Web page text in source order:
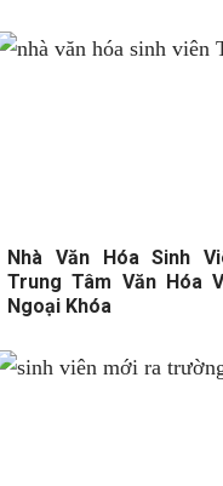
Nhà Văn Hóa Sinh
Trung Tâm Văn Hóa
Ngoại Khóa